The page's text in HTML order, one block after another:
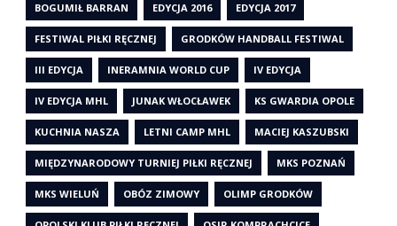
BOGUMIŁ BARRAN EDYCJA 2016 EDYCJA 2017
FESTIWAL PIŁKI RĘCZNEJ GRODKÓW HANDBALL FESTIWAL
III EDYCJA INERAMNIA WORLD CUP IV EDYCJA
IV EDYCJA MHL JUNAK WŁOCŁAWEK KS GWARDIA OPOLE
KUCHNIA NASZA LETNI CAMP MHL MACIEJ KASZUBSKI
MIĘDZYNARODOWY TURNIEJ PIŁKI RĘCZNEJ MKS POZNAŃ
MKS WIELUŃ OBÓZ ZIMOWY OLIMP GRODKÓW